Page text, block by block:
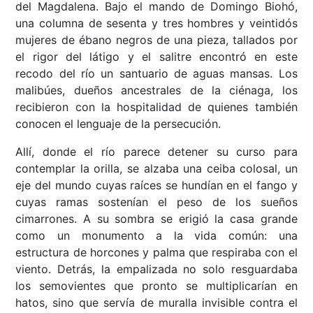
del Magdalena. Bajo el mando de Domingo Biohó,
una columna de sesenta y tres hombres y veintidós
mujeres de ébano negros de una pieza, tallados por
el rigor del látigo y el salitre encontró en este
recodo del río un santuario de aguas mansas. Los
malibúes, dueños ancestrales de la ciénaga, los
recibieron con la hospitalidad de quienes también
conocen el lenguaje de la persecución.
Allí, donde el río parece detener su curso para
contemplar la orilla, se alzaba una ceiba colosal, un
eje del mundo cuyas raíces se hundían en el fango y
cuyas ramas sostenían el peso de los sueños
cimarrones. A su sombra se erigió la casa grande
como un monumento a la vida común: una
estructura de horcones y palma que respiraba con el
viento. Detrás, la empalizada no solo resguardaba
los semovientes que pronto se multiplicarían en
hatos, sino que servía de muralla invisible contra el